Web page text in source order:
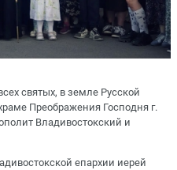
святых, в земле Русской
Преображения Господня г.
Владивостокский и
епархии иерей